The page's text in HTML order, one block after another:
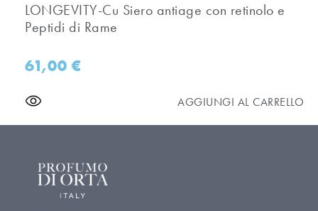
LONGEVITY-Cu Siero antiage con retinolo e
Peptidi di Rame
61,00€
AGGIUNGI AL CARRELLO